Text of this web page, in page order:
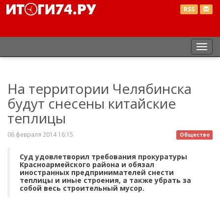
RSS
На территории Челябинска
будут снесены китайские
теплицы
Общество
06 февраля 2014 16:15
Суд удовлетворил требования прокуратуры
Красноармейского района и обязал
иностранных предпринимателей снести
теплицы и иные строения, а также убрать за
собой весь строительный мусор.